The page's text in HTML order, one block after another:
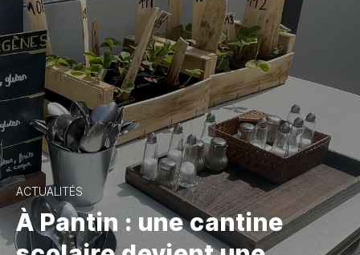
ACTUALITÉS
À Pantin : une cantine